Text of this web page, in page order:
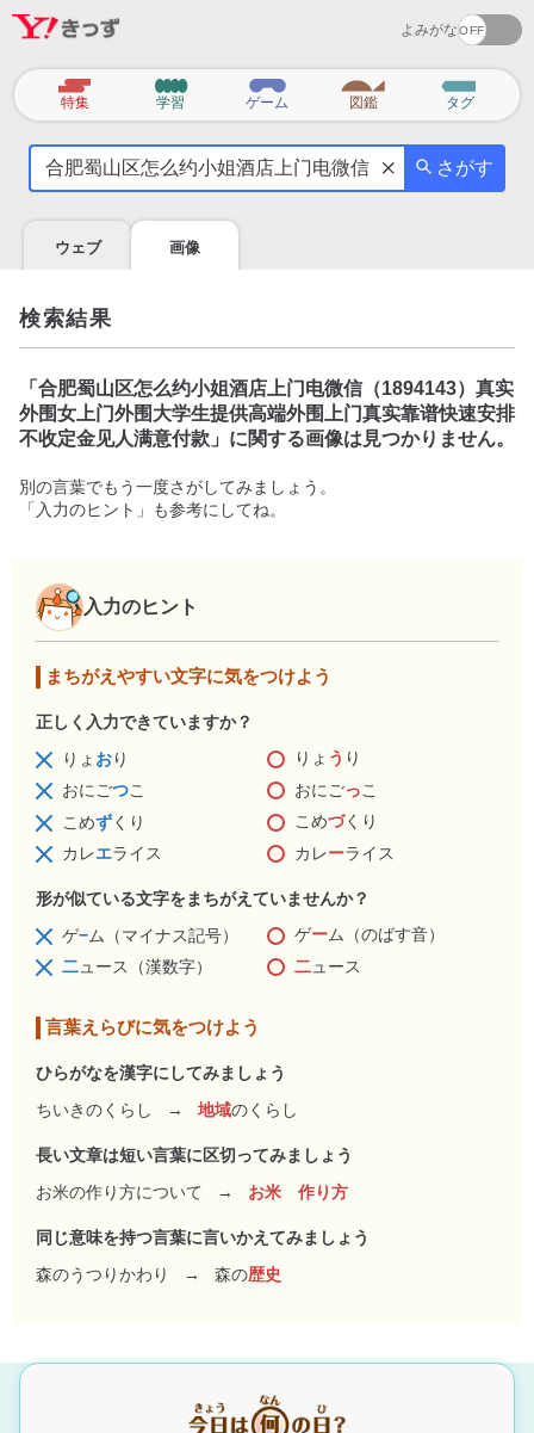
よみがな
カ
テ
特集 学習 ゲーム 図鑑 タグ
気
を
調
べ
よ
う
さがす
ウェブ 画像
検索結果
「 合肥蜀山区怎么约小姐酒店上门电微信（1894143）真实
外围女上门外围大学生提供高端外围上门真实靠谱快速安排
不收定金见人满意付款 」に関する画像は見つかりません。
別の言葉でもう一度さがしてみましょう。
「入力のヒント」も参考にしてね。
入力のヒント
まちがえやすい文字に気をつけよう
正しく入力できていますか？
りょ おり りょ う り
おにごつこ おにごっこ
こめずくり こめづくり
カレエライス カレーライス
形が似ている文字をまちがえていませんか？
ゲ−ム（マイナス記号） ゲーム（のばす音）
二ュース（漢数字） 二ュース
言葉えらびに気をつけよう
ひらがなを漢字にしてみましょう
ちいきのくらし
→ 地域のくらし
長い文章は短い言葉に区切ってみましょう
お米の作り方について
→ お米 作り方
同じ意味を持つ言葉に言いかえてみましょう
森のうつりかわり
→ 森の歴史